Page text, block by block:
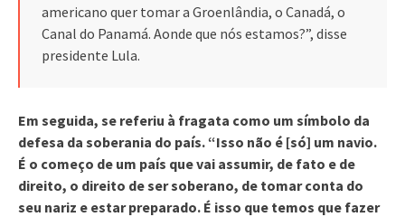
americano quer tomar a Groenlândia, o Canadá, o
Canal do Panamá. Aonde que nós estamos?”, disse
presidente Lula.
Em seguida, se referiu à fragata como um símbolo da
defesa da soberania do país. “Isso não é [só] um navio.
É o começo de um país que vai assumir, de fato e de
direito, o direito de ser soberano, de tomar conta do
seu nariz e estar preparado. É isso que temos que fazer